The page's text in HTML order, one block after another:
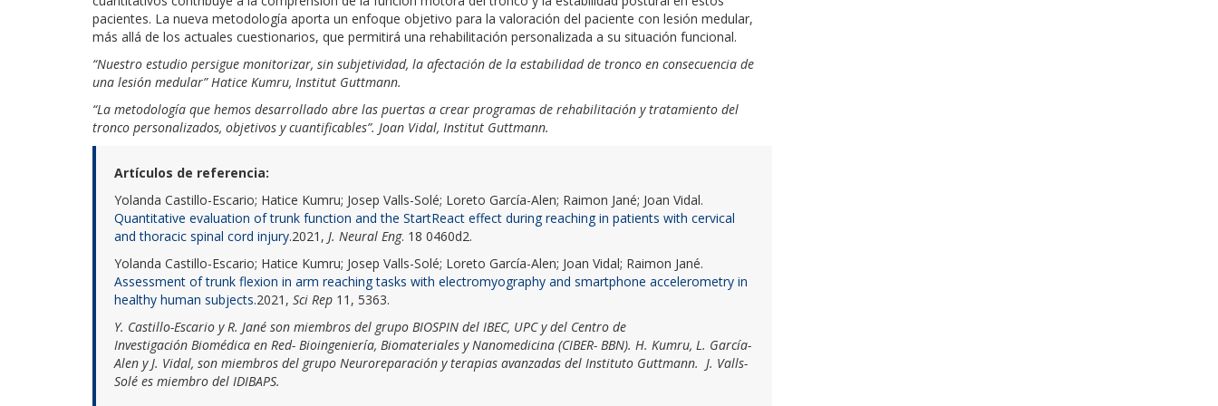
pacientes. La nueva metodología aporta un enfoque objetivo para la valoración del paciente con lesión medular,
más allá de los actuales cuestionarios, que permitirá una rehabilitación personalizada a su situación funcional.
“Nuestro estudio persigue monitorizar, sin subjetividad, la afectación de la estabilidad de tronco en consecuencia de
una lesión medular” Hatice Kumru, Institut Guttmann.
“La metodología que hemos desarrollado abre las puertas a crear programas de rehabilitación y tratamiento del
tronco personalizados, objetivos y cuantificables”. Joan Vidal, Institut Guttmann.
Artículos de referencia:
Yolanda Castillo-Escario; Hatice Kumru; Josep Valls-Solé; Loreto García-Alen; Raimon Jané; Joan Vidal.
Quantitative evaluation of trunk function and the StartReact effect during reaching in patients with cervical
and thoracic spinal cord injury.2021, J. Neural Eng. 18 0460d2.
Yolanda Castillo-Escario; Hatice Kumru; Josep Valls-Solé; Loreto García-Alen; Joan Vidal; Raimon Jané.
Assessment of trunk flexion in arm reaching tasks with electromyography and smartphone accelerometry in
healthy human subjects.2021, Sci Rep 11, 5363.
Y. Castillo-Escario y R. Jané son miembros del grupo BIOSPIN del IBEC, UPC y del Centro de
Investigación Biomédica en Red- Bioingeniería, Biomateriales y Nanomedicina (CIBER- BBN). H. Kumru, L. García-
Alen y J. Vidal, son miembros del grupo Neuroreparación y terapias avanzadas del Instituto Guttmann. J. Valls-
Solé es miembro del IDIBAPS.